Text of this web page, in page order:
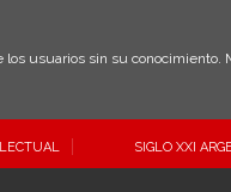
usuarios sin su conocimiento.
SIGLO XXI